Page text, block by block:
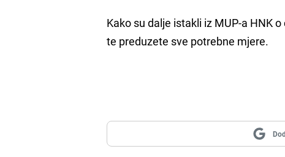
Kako su dalje istakli iz MUP-a HNK
te preduzete sve potrebne mjere.